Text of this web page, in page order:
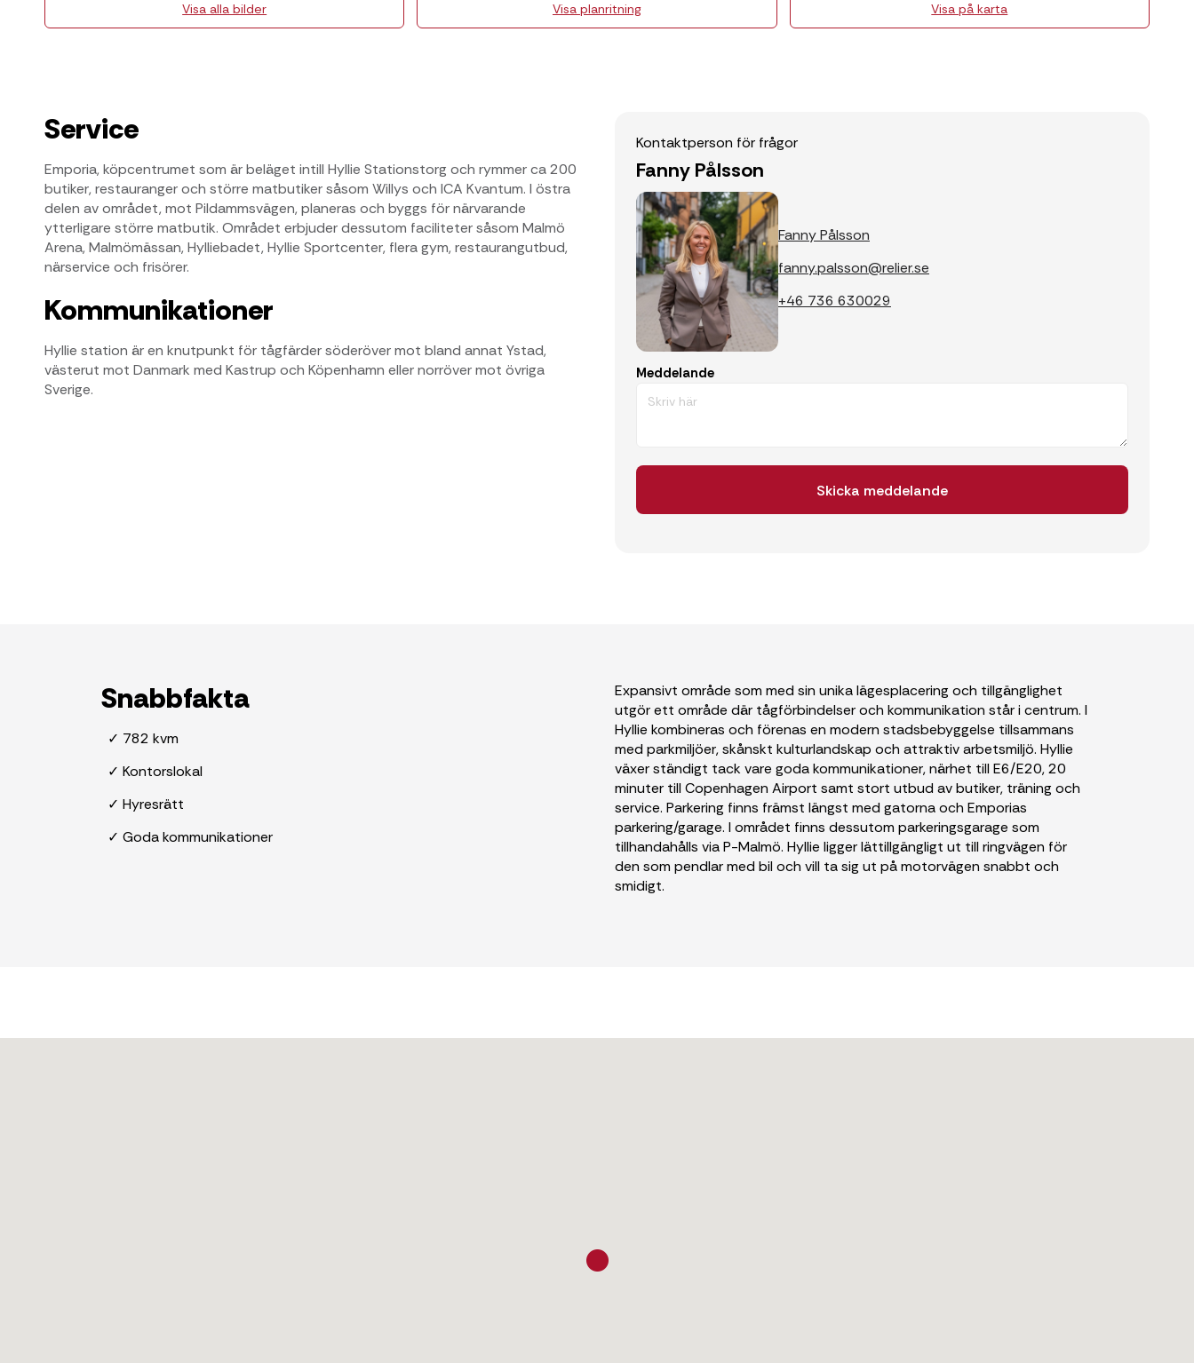
Visa alla bilder Visa planritning Visa på karta
Service
Emporia, köpcentrumet som är beläget intill Hyllie Stationstorg och rymmer ca 200
butiker, restauranger och större matbutiker såsom Willys och ICA Kvantum. I östra
delen av området, mot Pildammsvägen, planeras och byggs för närvarande
ytterligare större matbutik. Området erbjuder dessutom faciliteter såsom Malmö
Arena, Malmömässan, Hylliebadet, Hyllie Sportcenter, flera gym, restaurangutbud,
närservice och frisörer.
Kommunikationer
Hyllie station är en knutpunkt för tågfärder söderöver mot bland annat Ystad,
västerut mot Danmark med Kastrup och Köpenhamn eller norröver mot övriga
Sverige.
Kontaktperson för frågor
Fanny Pålsson
Fanny Pålsson
fanny.palsson@relier.se
+46 736 630029
Meddelande
Snabbfakta
✓ 782 kvm
✓ Kontorslokal
✓ Hyresrätt
✓ Goda kommunikationer
Expansivt område som med sin unika lägesplacering och tillgänglighet
utgör ett område där tågförbindelser och kommunikation står i centrum. I
Hyllie kombineras och förenas en modern stadsbebyggelse tillsammans
med parkmiljöer, skånskt kulturlandskap och attraktiv arbetsmiljö. Hyllie
växer ständigt tack vare goda kommunikationer, närhet till E6/E20, 20
minuter till Copenhagen Airport samt stort utbud av butiker, träning och
service. Parkering finns främst längst med gatorna och Emporias
parkering/garage. I området finns dessutom parkeringsgarage som
tillhandahålls via P-Malmö. Hyllie ligger lättillgängligt ut till ringvägen för
den som pendlar med bil och vill ta sig ut på motorvägen snabbt och
smidigt.